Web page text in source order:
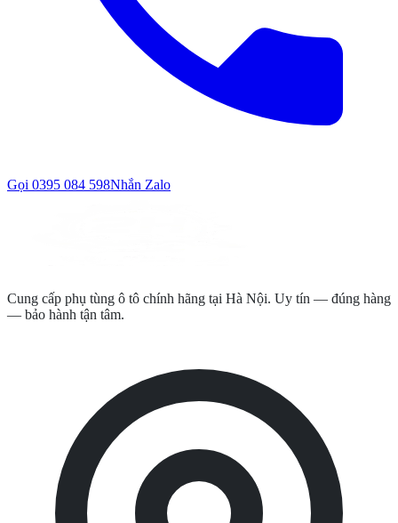
Gọi 0395 084 598Nhắn Zalo
Cung cấp phụ tùng ô tô chính hãng tại Hà Nội. Uy tín — đúng hàng
— bảo hành tận tâm.